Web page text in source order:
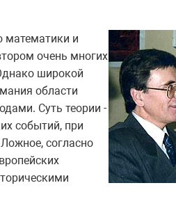
математики и
очень многих
широкой
области
Суть теории -
событий, при
согласно